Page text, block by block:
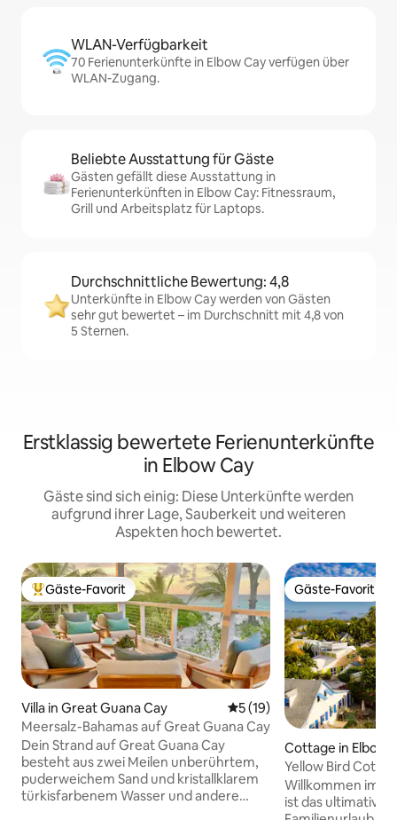
WLAN-Verfügbarkeit
70 Ferienunterkünfte in Elbow Cay verfügen über
WLAN-Zugang.
Beliebte Ausstattung für Gäste
Gästen gefällt diese Ausstattung in
Ferienunterkünften in Elbow Cay: Fitnessraum,
Grill und Arbeitsplatz für Laptops.
Durchschnittliche Bewertung: 4,8
Unterkünfte in Elbow Cay werden von Gästen
sehr gut bewertet – im Durchschnitt mit 4,8 von
5 Sternen.
Erstklassig bewertete Ferienunterkünfte
in Elbow Cay
Gäste sind sich einig: Diese Unterkünfte werden
aufgrund ihrer Lage, Sauberkeit und weiteren
Aspekten hoch bewertet.
Beliebter Gäste-Favorit.
Gäste-Favorit
Villa in Great Guana Cay Durchschnittliche
5 (19)
Meersalz-Bahamas auf Great Guana Cay
Dein Strand auf Great Guana Cay
besteht aus zwei Meilen unberührtem,
puderweichem Sand und kristallklarem
türkisfarbenem Wasser und andere
Gäste-Favorit
Gäste-Favorit
Cottage in Elbow
Yellow Bird
Hopetown
Willkommen im
ist das ultimative